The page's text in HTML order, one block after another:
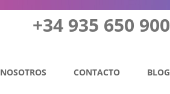
+34 935 650 900
NOSOTROS CONTACTO BLOG